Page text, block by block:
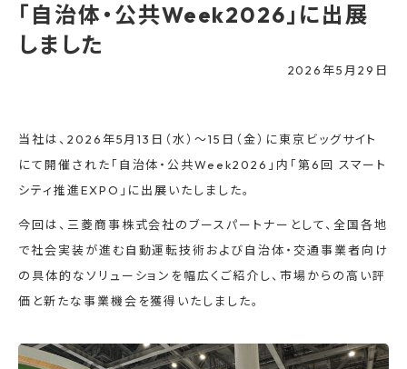
「自治体・公共Week2026」に出展
しました
2026年5月29日
当社は、2026年5月13日（水）～15日（金）に東京ビッグサイト
にて開催された「自治体・公共Week2026」内「第6回 スマート
シティ推進EXPO」に出展いたしました。
今回は、三菱商事株式会社のブースパートナーとして、全国各地
で社会実装が進む自動運転技術および自治体・交通事業者向け
の具体的なソリューションを幅広くご紹介し、市場からの高い評
価と新たな事業機会を獲得いたしました。